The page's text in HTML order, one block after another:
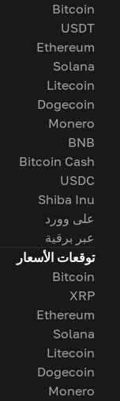
Bitcoin
USDT
Ethereum
Solana
Litecoin
Dogecoin
Monero
BNB
Bitcoin Cash
USDC
Shiba Inu
على وورد
عبر برقية
توقعات الأسعار
Bitcoin
XRP
Ethereum
Solana
Litecoin
Dogecoin
Monero